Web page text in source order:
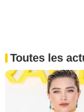
Toutes les